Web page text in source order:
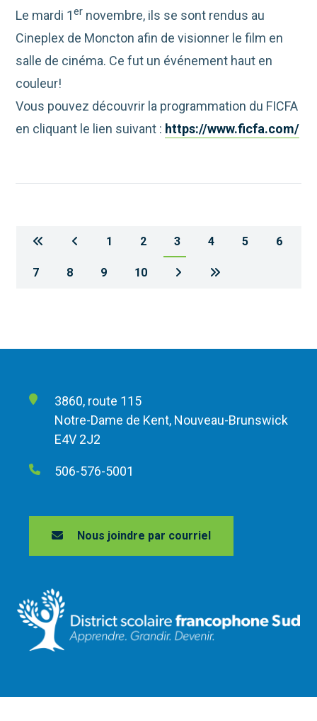
Le mardi 1er novembre, ils se sont rendus au
Cineplex de Moncton afin de visionner le film en
salle de cinéma. Ce fut un événement haut en
couleur!
Vous pouvez découvrir la programmation du FICFA
en cliquant le lien suivant : https://www.ficfa.com/
1 2 3 4 5 6
7 8 9 10
3860, route 115
Notre-Dame de Kent, Nouveau-Brunswick
E4V 2J2
506-576-5001
Nous joindre par courriel